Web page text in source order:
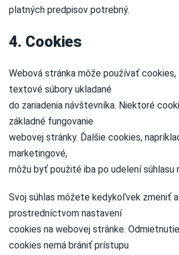
platných predpisov potrebný.
4. Cookies
Webová stránka môže používať
textové súbory ukladané
do zariadenia návštevníka. Niektoré
základné fungovanie
webovej stránky. Ďalšie cookies,
marketingové,
môžu byť použité iba po udelení súhlasu
Svoj súhlas môžete kedykoľvek zmeniť
prostredníctvom nastavení
cookies na webovej stránke.
cookies nemá brániť prístupu